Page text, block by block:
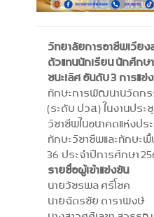
วิทยาลัยการอาชีพเวีย
ตัวแทนนักเรียน นักศึกษา
ชนะเลิศ อันดับ 3 การแ
ทักษะการพัฒนานวัตกร
(ระดับ ปวส.) ในงานปร
วิชาชีพในอนาคตแห่งปร
ทักษะวิชาชีพและทักษะ
36 ประจำปีการศึกษา
รายชื่อผู้เข้าแข่งขัน
นายวัชรพล ศรีโชค
นายฉัตรชัย ดาราพงษ์